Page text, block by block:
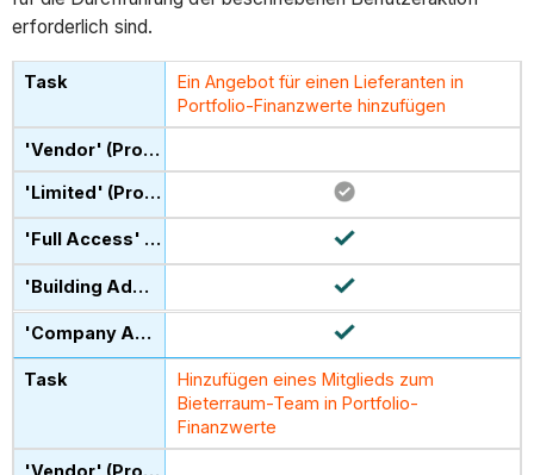
erforderlich sind.
Ein Angebot für einen Lieferanten in
Portfolio-Finanzwerte hinzufügen
Hinzufügen eines Mitglieds zum
Bieterraum-Team in Portfolio-
Finanzwerte